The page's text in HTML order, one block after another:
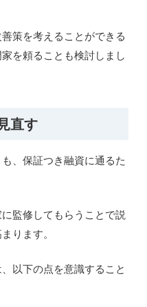
策を考えることができる
を頼ることも検討しまし
直す
、保証つき融資に通るた
監修してもらうことで説
ります。
以下の点を意識すること